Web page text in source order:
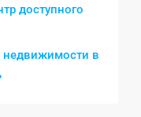
доступного
недвижимости в